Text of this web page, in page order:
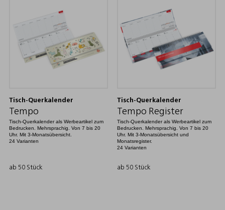
Tisch-Querkalender
Tempo
Tisch-Querkalender als Werbeartikel zum
Bedrucken. Mehrsprachig. Von 7 bis 20
Uhr. Mit 3-Monatsübersicht.
24 Varianten
ab 50 Stück
Tisch-Querkalender
Tempo Register
Tisch-Querkalender als Werbeartikel zum
Bedrucken. Mehrsprachig. Von 7 bis 20
Uhr. Mit 3-Monatsübersicht und
Monatsregister.
24 Varianten
ab 50 Stück